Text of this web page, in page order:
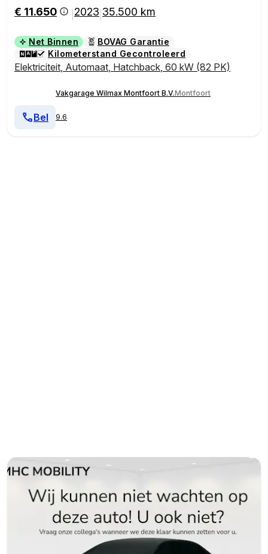
€ 11.650 2023 35.500 km
Net Binnen
BOVAG Garantie
Kilometerstand Gecontroleerd
Elektriciteit, Automaat, Hatchback, 60 kW (82 PK)
Vakgarage Wilmax Montfoort B.V.Montfoort
9.6
Bel